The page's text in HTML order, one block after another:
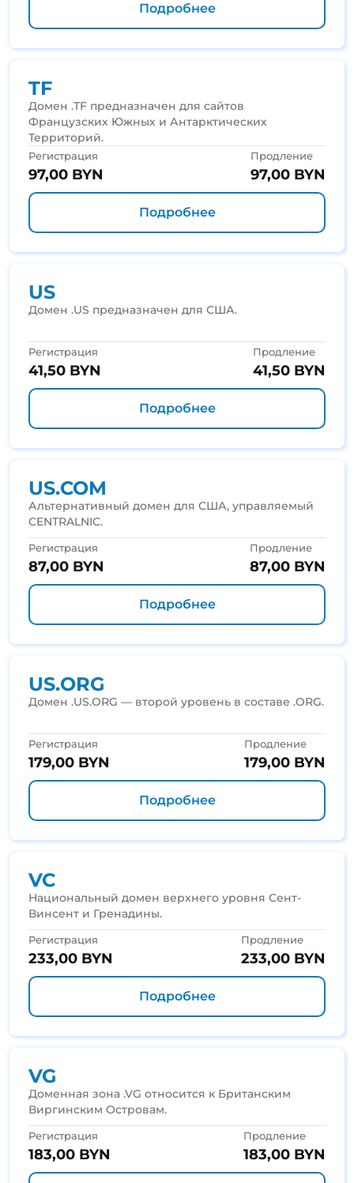
Подробнее
TF
Домен .TF предназначен для сайтов
Французских Южных и Антарктических
Территорий.
Регистрация
97,00 BYN
Продление
97,00 BYN
Подробнее
US
Домен .US предназначен для США.
Регистрация
41,50 BYN
Продление
41,50 BYN
Подробнее
US.COM
Альтернативный домен для США, управляемый
CENTRALNIC.
Регистрация
87,00 BYN
Продление
87,00 BYN
Подробнее
US.ORG
Домен .US.ORG — второй уровень в составе .ORG.
Регистрация
179,00 BYN
Продление
179,00 BYN
Подробнее
VC
Национальный домен верхнего уровня Сент-
Винсент и Гренадины.
Регистрация
233,00 BYN
Продление
233,00 BYN
Подробнее
VG
Доменная зона .VG относится к Британским
Виргинским Островам.
Регистрация
183,00 BYN
Продление
183,00 BYN